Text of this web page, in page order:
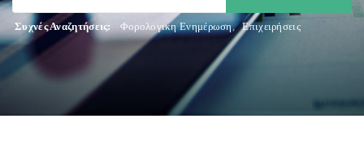
Συχνές Αναζητήσεις: Φορολογικη Ενημέρωση, Επιχειρήσεις